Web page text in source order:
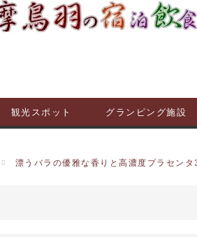
観光スポット グランピング施設
漂うバラの優雅な香りと高濃度プラセン